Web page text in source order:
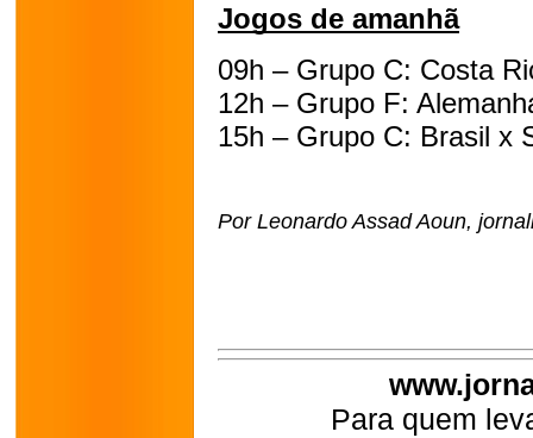
Jogos de amanhã
09h – Grupo C: Costa
12h – Grupo F:
15h – Grupo C: Brasil x
Por Leonardo Assad Aoun,
Para quem